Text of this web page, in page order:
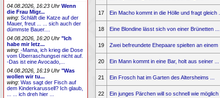
17 Ein Macho kommt in die Hölle und fragt gleich
18 Eine Blondine lässt sich von einer Brünetten ...
19 Zwei befreundete Ehepaare spielten an einem
20 Ein Mann kommt in eine Bar, holt aus seiner ...
21 Ein Frosch hat im Garten des Altersheims ...
22 Ein junges Pärchen will so schnell wie möglich
04.08.2026, 16:23 Uhr Wenn
die Frau Migr...
wing:Schläft die Katze auf der
Mauer, freut ... ... sich auch der
dümmste Bauer....
04.08.2026, 16:20 Uhr "Ich
habe mir letz...
wing:-Mama, ich krieg die Dose
vom Überraschungsei nicht auf.
-Das ist eine Avocado,...
04.08.2026, 16:19 Uhr "Was
wollen wir tu...
wing:Was sagt der Fisch auf
dem Kinderkarussell? Ich glaub,
... ... ich dreh hier ...